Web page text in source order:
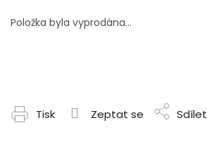
cena:
Položka byla vyprodána…
Tisk Zeptat se Sdílet